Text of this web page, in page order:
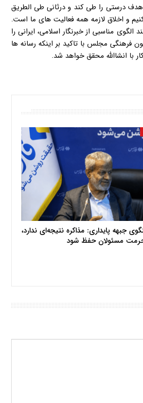
هدف درستی را طی کند و درثانی طی الطریق
و اخلاق لازمه همه فعالیت های ما است.
الگوی مناسبی از خبرنگار اسلامی، ایرانی را
فرهنگی مجلس با تاکید بر اینکه رسانه ها
با انشاالله محقق خواهد شد.
جبهه پایداری: مذاکره نتیجه‌ای ندارد،
مسئولان حفظ شود